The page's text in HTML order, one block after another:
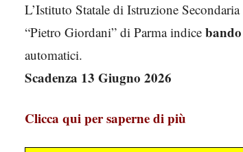
L’Istituto Statale di Istruzione
“Pietro Giordani” di Parma indice
automatici.
Scadenza 13 Giugno 2026
Clicca qui per saperne di più